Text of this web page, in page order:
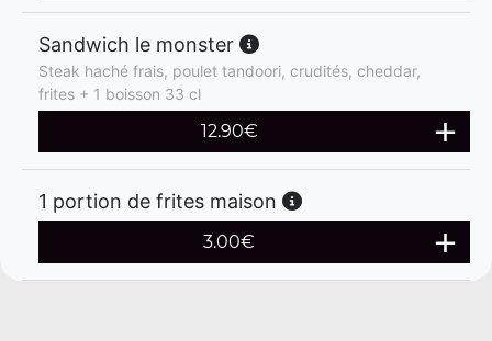
Sandwich le monster
Steak haché frais, poulet tandoori, crudités, cheddar,
frites + 1 boisson 33 cl
12.90€
1 portion de frites maison
3.00€